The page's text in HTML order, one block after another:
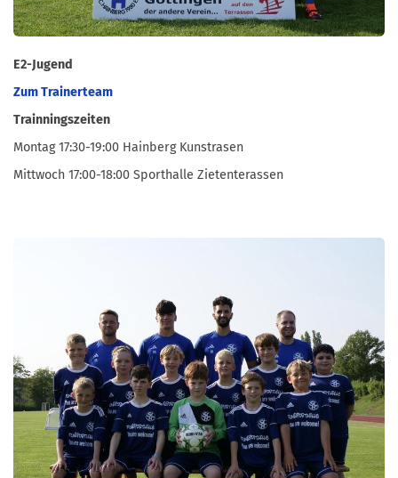
E2-Jugend
Zum Trainerteam
Trainningszeiten
Montag 17:30-19:00 Hainberg Kunstrasen
Mittwoch 17:00-18:00 Sporthalle Zietenterassen